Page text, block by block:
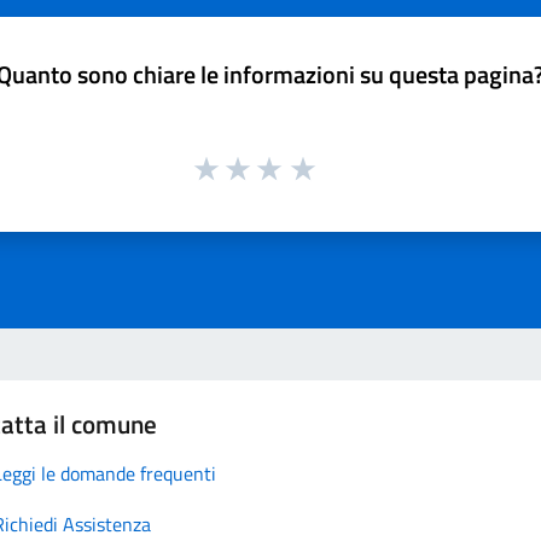
sono chiare le informazioni su questa
il comune
le domande frequenti
Assistenza